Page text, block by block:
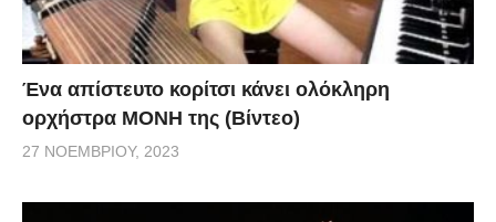
Ένα απίστευτο κορίτσι κάνει ολόκληρη
ορχήστρα ΜΟΝΗ της (Βίντεο)
27 ΝΟΕΜΒΡΊΟΥ, 2023